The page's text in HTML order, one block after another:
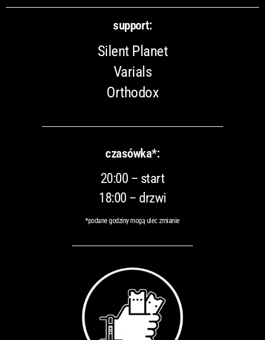
support:
Silent Planet
Varials
Orthodox
czasówka*:
20:00 – start
18:00 – drzwi
*podane godziny mogą ulec zmianie